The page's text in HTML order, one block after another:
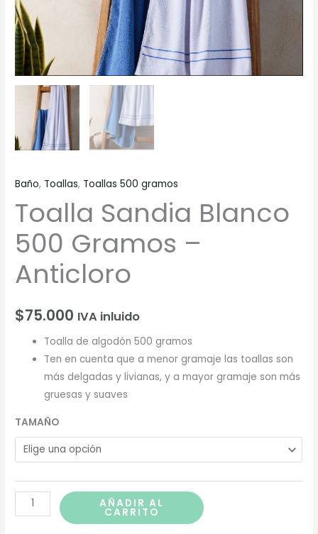
Baño, Toallas, Toallas 500 gramos
Toalla Sandia Blanco
500 Gramos –
Anticloro
$75.000 IVA inluido
Toalla de algodón 500 gramos
Ten en cuenta que a menor gramaje las toallas son
más delgadas y livianas, y a mayor gramaje son más
gruesas y suaves
TAMAÑO
AÑADIR AL
CARRITO